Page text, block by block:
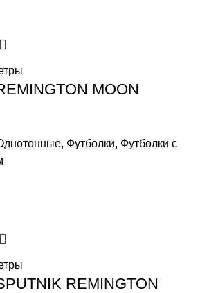
MOON
, Футболки, Футболки с
REMINGTON